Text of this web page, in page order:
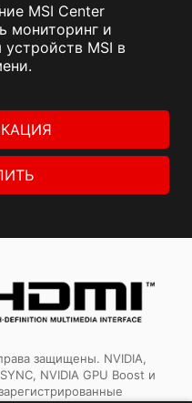
MSI Center
мониторинг и
MSI в
защищены. NVIDIA,
NVIDIA GPU Boost и